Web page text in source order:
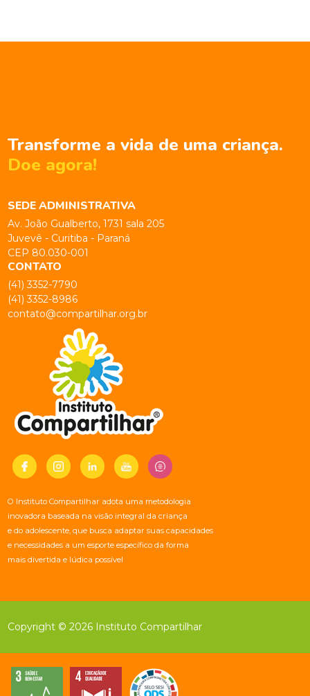
Transforme a vida de uma criança.
Doe agora!
SEDE ADMINISTRATIVA
Av. João Gualberto, 1731 sala 205
Juvevê - Curitiba - Paraná
CEP 80.030-001
CONTATO
(41) 3352-7790
(41) 3352-8986
contato@compartilhar.org.br
O Instituto Compartilhar adota uma metodologia
inovadora baseada na visão integral da criança
e do adolescente, que busca adaptar suas capacidades
e necessidades a um esporte específico da forma
mais divertida e lúdica possível
Copyright © 2026 Instituto Compartilhar